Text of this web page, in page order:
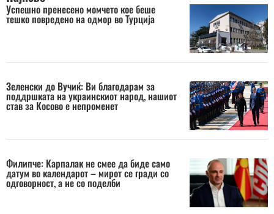
Успешно пренесено момчето кое беше
тешко повредено на одмор во Турција
Зеленски до Вучиќ: Ви благодарам за
поддршката на украинскиот народ, нашиот
став за Косово е непроменет
Филипче: Карпалак не смее да биде само
датум во календарот – мирот се гради со
одговорност, а не со поделби